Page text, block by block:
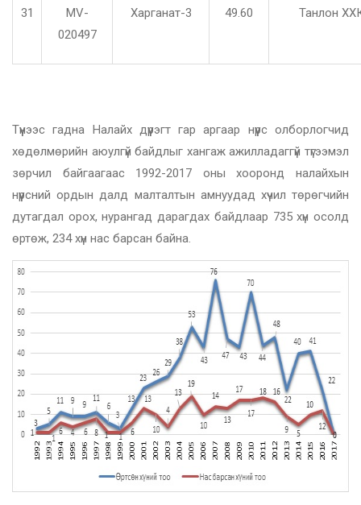
31
MV-
020497
Харганат-3 49.60 Танлон
Түүнээс гадна Налайх дүүрэгт гар аргаар нүүрс олборлогчид
хөдөлмөрийн аюулгүй байдлыг хангаж ажилладаггүй түгээмэл
зөрчил байгаагаас 1992-2017 оны хооронд налайхын
нүүрсний ордын далд малталтын амнуудад хүчил төрөгчийн
дутагдал орох, нурангад дарагдах байдлаар 735 хүн осолд
өртөж, 234 хүн нас барсан байна.